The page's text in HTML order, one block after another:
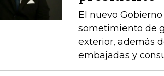
El nuevo
sometimiento de
exterior, además
embajadas y